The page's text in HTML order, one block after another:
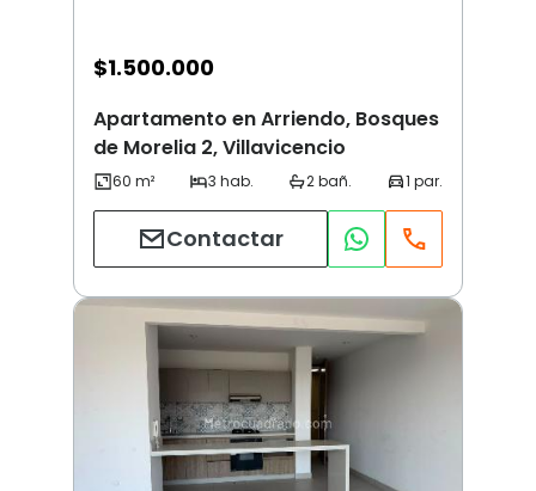
$1.500.000
Apartamento en Arriendo, Bosques
de Morelia 2, Villavicencio
Contactar